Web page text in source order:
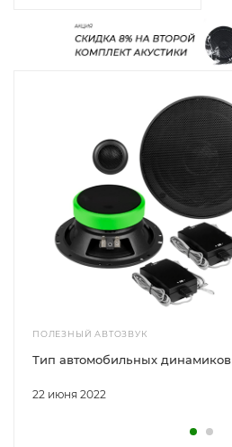
ПОЛЕЗНЫЙ АВТОЗВУК
22 июня 2022
Тип автомобильных динамиков